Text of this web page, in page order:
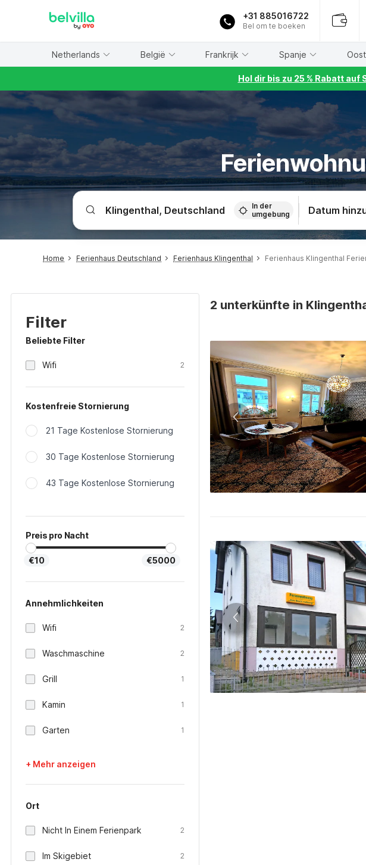
+31 885016722
Bel om te boeken
Netherlands België Frankrijk Spanje
Hol dir bis zu 25 % Rabatt
In der
umgebung
Datum
Home Ferienhaus Deutschland Ferienhaus Klingenthal Ferienhaus Klingenthal
Filter
Beliebte Filter
Wifi 2
Kostenfreie Stornierung
21 Tage Kostenlose Stornierung
30 Tage Kostenlose Stornierung
43 Tage Kostenlose Stornierung
Preis pro Nacht
€10 €5000
Annehmlichkeiten
Wifi 2
Waschmaschine 2
Grill 1
Kamin 1
Garten 1
+ Mehr anzeigen
Ort
Nicht In Einem Ferienpark 2
Im Skigebiet 2
2 unterkünfte in